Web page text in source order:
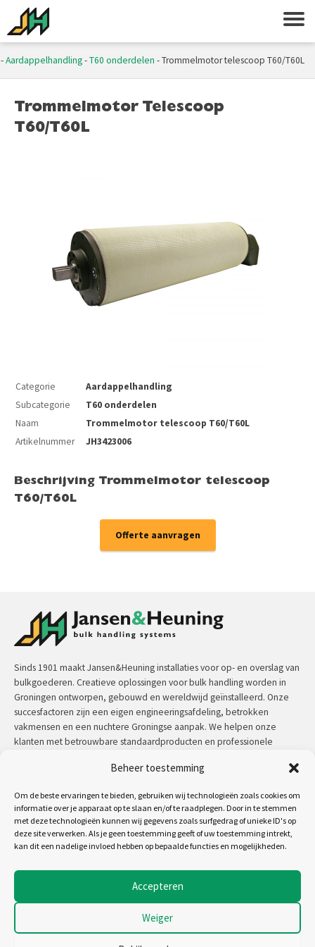
Beheer toestemming
Om de beste ervaringen te bieden, gebruiken wij technologieën zoals cookies om
informatie over je apparaat op te slaan en/of te raadplegen. Door in te stemmen
met deze technologieën kunnen wij gegevens zoals surfgedrag of unieke ID's op
deze site verwerken. Als je geen toestemming geeft of uw toestemming intrekt,
kan dit een nadelige invloed hebben op bepaalde functies en mogelijkheden.
Accepteren
Weiger
Aardappelhandling-T60 onderdelen -Trommelmotor telescoop T60/T60L
Trommelmotor Telescoop
T60/T60L
Categorie
Aardappelhandling
Subcategorie
T60 onderdelen
Naam
Trommelmotor telescoop T60/T60L
Artikelnummer
JH3423006
Beschrijving Trommelmotor telescoop
T60/T60L
Offerte aanvragen
Sinds 1901 maakt Jansen&Heuning installaties voor op- en overslag van
bulkgoederen. Creatieve oplossingen voor bulk handling worden in
Groningen ontworpen, gebouwd en wereldwijd geïnstalleerd. Onze
succesfactoren zijn een eigen engineeringsafdeling, betrokken
vakmensen en een nuchtere Groningse aanpak. We helpen onze
klanten met betrouwbare standaardproducten en professionele
lees meer
Volg ons op:
Copyright 2026 - Jansen&Heuning